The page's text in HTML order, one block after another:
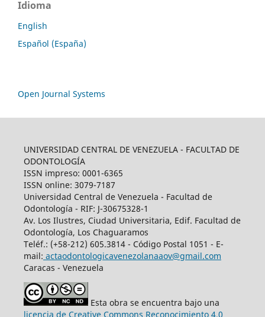
Idioma
English
Español (España)
Open Journal Systems
UNIVERSIDAD CENTRAL DE VENEZUELA - FACULTAD DE
ODONTOLOGÍA
ISSN impreso: 0001-6365
ISSN online: 3079-7187
Universidad Central de Venezuela - Facultad de
Odontología - RIF: J-30675328-1
Av. Los Ilustres, Ciudad Universitaria, Edif. Facultad de
Odontología, Los Chaguaramos
Teléf.: (+58-212) 605.3814 - Código Postal 1051 - E-
mail: actaodontologicavenezolanaaov@gmail.com
Caracas - Venezuela
Esta obra se encuentra bajo una
licencia de Creative Commons Reconocimiento 4.0